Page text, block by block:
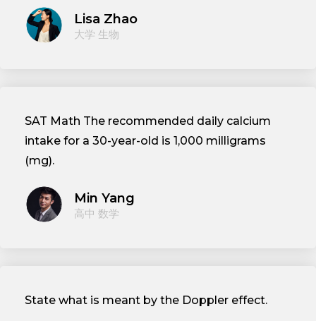
Lisa Zhao
大学 生物
SAT Math The recommended daily calcium
intake for a 30-year-old is 1,000 milligrams
(mg).
Min Yang
高中 数学
State what is meant by the Doppler effect.